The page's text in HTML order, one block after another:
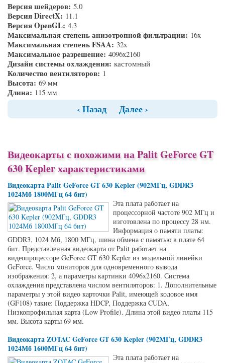
Версия шейдеров: 5.0
Версия DirectX: 11.1
Версия OpenGL: 4.3
Максимальная степень анизотропной фильтрации: 16x
Максимальная степень FSAA: 32x
Максимальное разрешение: 4096x2160
Дизайн системы охлаждения: кастомный
Количество вентиляторов: 1
Высота: 69 мм
Длина: 115 мм
‹ Назад Далее ›
Видеокарты с похожими на Palit GeForce GT
630 Kepler характеристиками
Видеокарта Palit GeForce GT 630 Kepler (902МГц, GDDR3
1024Мб 1800МГц 64 бит)
Эта плата работает на
процессорной частоте 902 МГц и
изготовлена по процессу 28 нм.
Информация о памяти платы:
GDDR3, 1024 Мб, 1800 МГц, шина обмена с памятью в плате 64
бит. Представленная видеокарта от Palit работает на
видеопроцессоре GeForce GT 630 Kepler из модельной линейки
GeForce. Число мониторов для одновременного вывода
изображения: 2, а параметры картинки 4096x2160. Система
охлаждения представлена числом вентиляторов: 1. Дополнительные
параметры у этой видео карточки Palit, имеющей кодовое имя
(GF108) такие: Поддержка HDCP, Поддержка CUDA,
Низкопрофильная карта (Low Profile). Длина этой видео платы 115
мм. Высота карты 69 мм.
Видеокарта ZOTAC GeForce GT 630 Kepler (902МГц, GDDR3
1024Мб 1600МГц 64 бит)
Эта плата работает на